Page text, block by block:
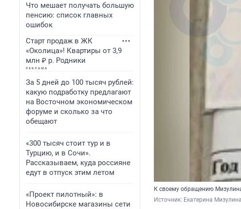
Что мешает получать большую
пенсию: список главных
ошибок
Старт продаж в ЖК
«Околица»! Квартиры от 3,9
млн ₽ р. Родники
За 5 дней до 100 тысяч рублей:
какую подработку предлагают
на Восточном экономическом
форуме и сколько за что
обещают
«300 тысяч стоит тур и в
Турцию, и в Сочи».
Рассказываем, куда россияне
едут в отпуск этим летом
«Проект пилотный»: в
Новосибирске магазины сети
К своему обращению
Источник: Екатерина